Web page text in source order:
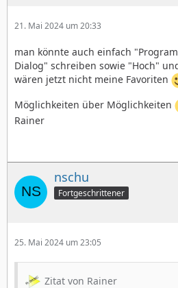
21. Mai 2024 um 20:33
man könnte auch einfach
Dialog" schreiben sowie "Hoch"
wären jetzt nicht meine Favoriten
Möglichkeiten über Möglichkeiten
Rainer
nschu
Fortgeschrittener
25. Mai 2024 um 23:05
Zitat von Rainer